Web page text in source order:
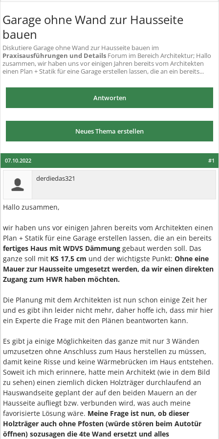
Garage ohne Wand zur Hausseite
bauen
DiskutiereGarage ohne Wand zur Hausseite bauen im
Praxisausführungen und Details Forum im Bereich Architektur; Hallo
zusammen, wir haben uns vor einigen Jahren bereits vom Architekten
einen Plan + Statik für eine Garage erstellen lassen, die an ein bereits...
Antworten
Neues Thema erstellen
#1
07.10.2022
derdiedas321
Hallo zusammen,
wir haben uns vor einigen Jahren bereits vom Architekten einen
Plan + Statik für eine Garage erstellen lassen, die an ein bereits
fertiges Haus mit WDVS Dämmung gebaut werden soll. Das
ganze soll mit KS 17,5 cm und der wichtigste Punkt: Ohne eine
Mauer zur Hausseite umgesetzt werden, da wir einen direkten
Zugang zum HWR haben möchten.
Die Planung mit dem Architekten ist nun schon einige Zeit her
und es gibt ihn leider nicht mehr, daher hoffe ich, dass mir hier
ein Experte die Frage mit den Plänen beantworten kann.
Es gibt ja einige Möglichkeiten das ganze mit nur 3 Wänden
umzusetzen ohne Anschluss zum Haus herstellen zu müssen,
damit keine Risse und keine Wärmebrücken im Haus entstehen.
Soweit ich mich erinnere, hatte mein Architekt (wie in dem Bild
zu sehen) einen ziemlich dicken Holzträger durchlaufend an
Hauswandseite geplant der auf den beiden Mauern an der
Hausseite aufliegt bzw. verbunden wird, was auch meine
favorisierte Lösung wäre. Meine Frage ist nun, ob dieser
Holzträger auch ohne Pfosten (würde stören beim Autotür
öffnen) sozusagen die 4te Wand ersetzt und alles